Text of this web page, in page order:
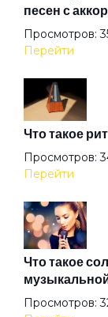
Winter
XXII-й век
Акуна матата
Альтернатива
Ангел
песен с
Просмотров:
Перейти
Что такое
Просмотров:
Перейти
Что такое
Просмотров: